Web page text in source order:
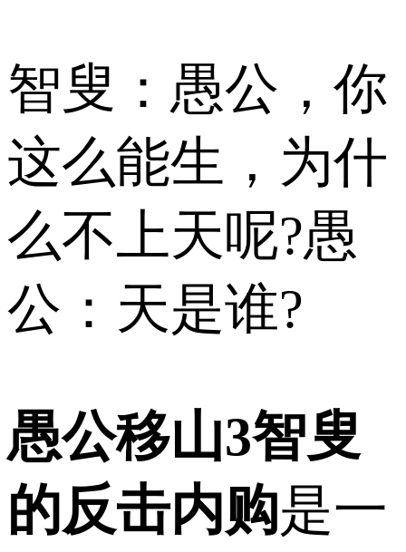
智叟：愚公，你
这么能生，为什
么不上天呢?愚
公：天是谁?
愚公移山3智叟
的反击内购是一